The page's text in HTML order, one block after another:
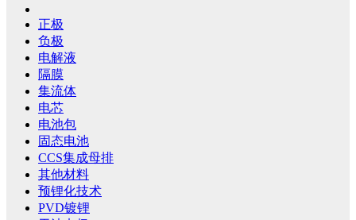
正极
负极
电解液
隔膜
集流体
电芯
电池包
固态电池
CCS集成母排
其他材料
预锂化技术
PVD镀锂